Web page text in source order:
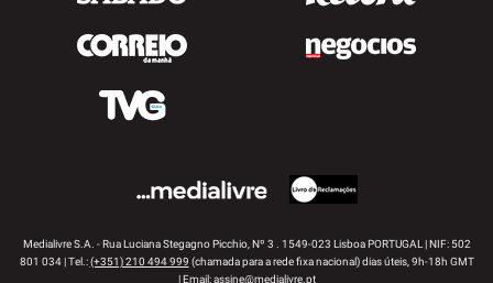
Medialivre S.A. - Rua Luciana Stegagno Picchio, Nº 3 . 1549-023 Lisboa PORTUGAL | NIF: 502
801 034 | Tel.:(+351) 210 494 999 (chamada para a rede fixa nacional) dias úteis, 9h-18h GMT
| Email:assine@medialivre.pt